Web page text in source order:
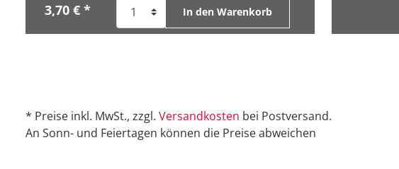
3,70 € * In den Warenkorb
* Preise inkl. MwSt., zzgl. Versandkosten bei Postversand.
An Sonn- und Feiertagen können die Preise abweichen